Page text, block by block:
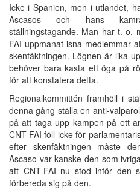
Icke i Spanien, men i utlandet,
Ascasos och hans
ställningstagande. Man har t. o.
FAI uppmanat isna medlemmar
skenfäktningen. Lögnen är lika
behöver bara kasta ett öga på
för att konstatera detta.
Regionalkommittén framhöll i
denna gång ställa en anti-
på att taga upp kampen på ett
CNT-FAI föll icke för
efter skenfäktningen måste
Ascaso var kanske den som
att CNT-FAI nu stod inför den
förbereda sig på den.